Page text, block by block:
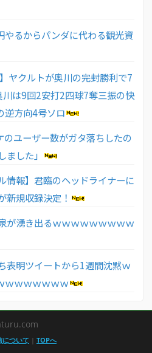
やるからパンダに代わる観光資
ヤクルトが奥川の完封勝利で7
は9回2安打2四球7奪三振の快
逆方向4号ソロ
のユーザー数がガタ落ちしたの
した」
情報】君臨のヘッドライナーに
新規収録決定！
が湧き出るｗｗｗｗｗｗｗｗｗ
表明ツイートから1週間沈黙ｗ
ｗｗｗｗｗｗｗ
について | TOPへ